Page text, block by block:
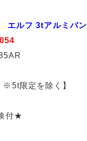
エルフ 3tアルミバン
※5t限定を除く】
付★